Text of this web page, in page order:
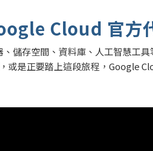
Cloud 官方
儲存空間、資料庫、人工智慧工
是正要踏上這段旅程，Google